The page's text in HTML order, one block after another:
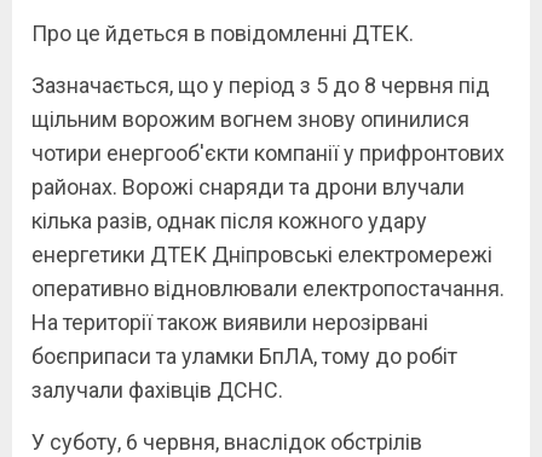
Про це йдеться в повідомленні ДТЕК.
Зазначається, що у період з 5 до 8 червня під
щільним ворожим вогнем знову опинилися
чотири енергооб'єкти компанії у прифронтових
районах. Ворожі снаряди та дрони влучали
кілька разів, однак після кожного удару
енергетики ДТЕК Дніпровські електромережі
оперативно відновлювали електропостачання.
На території також виявили нерозірвані
боєприпаси та уламки БпЛА, тому до робіт
залучали фахівців ДСНС.
У суботу, 6 червня, внаслідок обстрілів